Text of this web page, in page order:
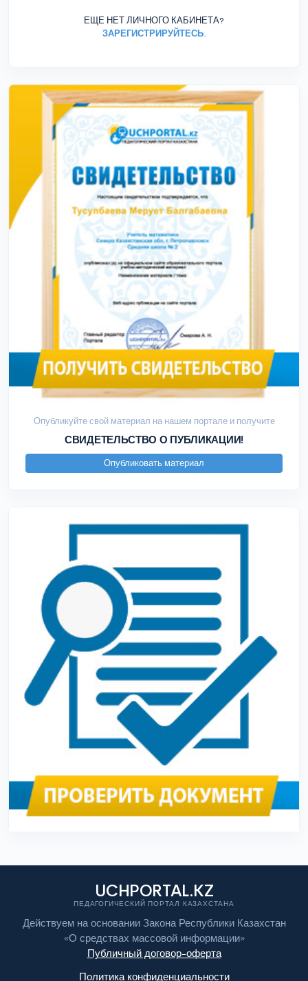
ЕЩЕ НЕТ ЛИЧНОГО КАБИНЕТА?
ЗАРЕГИСТРИРУЙТЕСЬ.
Опубликуйте свой материал на нашем портале и получите
СВИДЕТЕЛЬСТВО О ПУБЛИКАЦИИ!
Опубликовать материал
UCHPORTAL.KZ
ПЕДАГОГИЧЕСКИЙ ПОРТАЛ КАЗАХСТАНА
Действуем на основании Закона Республики Казахстан
«О средствах массовой информации»
Публичный договор-оферта
Политика конфиденциальности